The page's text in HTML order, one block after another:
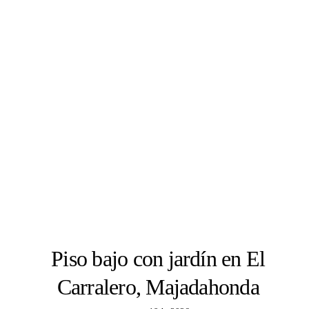
Piso bajo con jardín en El
Carralero, Majadahonda